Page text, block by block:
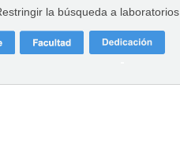
la búsqueda a laboratorios